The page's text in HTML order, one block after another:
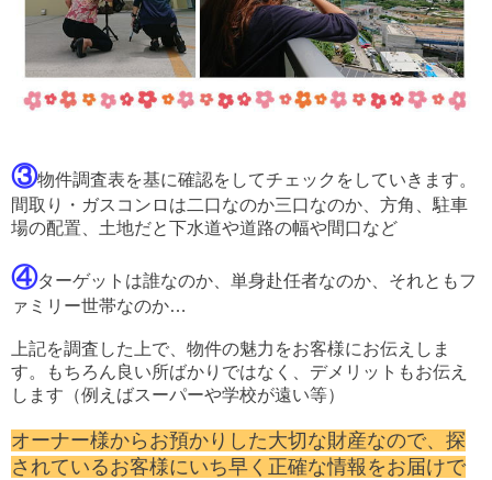
③物件調査表を基に確認をしてチェックをしていきます。
間取り・ガスコンロは二口なのか三口なのか、方角、駐車
場の配置、土地だと下水道や道路の幅や間口など
④ターゲットは誰なのか、単身赴任者なのか、それともフ
ァミリー世帯なのか…
上記を調査した上で、物件の魅力をお客様にお伝えしま
す。もちろん良い所ばかりではなく、デメリットもお伝え
します（例えばスーパーや学校が遠い等）
オーナー様からお預かりした大切な財産なので、探
されているお客様にいち早く正確な情報をお届けで